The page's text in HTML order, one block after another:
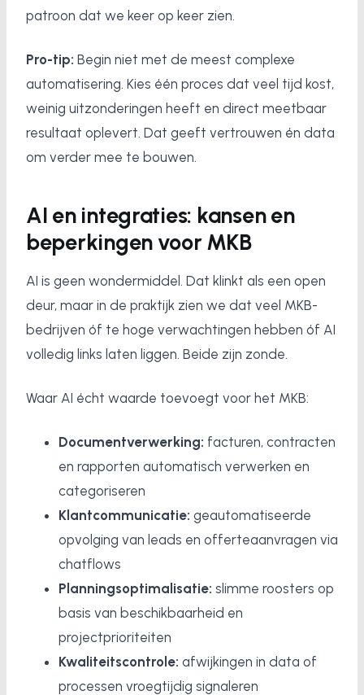
patroon dat we keer op keer zien.
Pro-tip: Begin niet met de meest complexe
automatisering. Kies één proces dat veel tijd kost,
weinig uitzonderingen heeft en direct meetbaar
resultaat oplevert. Dat geeft vertrouwen én data
om verder mee te bouwen.
AI en integraties: kansen en
beperkingen voor MKB
AI is geen wondermiddel. Dat klinkt als een open
deur, maar in de praktijk zien we dat veel MKB-
bedrijven óf te hoge verwachtingen hebben óf AI
volledig links laten liggen. Beide zijn zonde.
Waar AI écht waarde toevoegt voor het MKB:
Documentverwerking: facturen, contracten
en rapporten automatisch verwerken en
categoriseren
Klantcommunicatie: geautomatiseerde
opvolging van leads en offerteaanvragen via
chatflows
Planningsoptimalisatie: slimme roosters op
basis van beschikbaarheid en
projectprioriteiten
Kwaliteitscontrole: afwijkingen in data of
processen vroegtijdig signaleren